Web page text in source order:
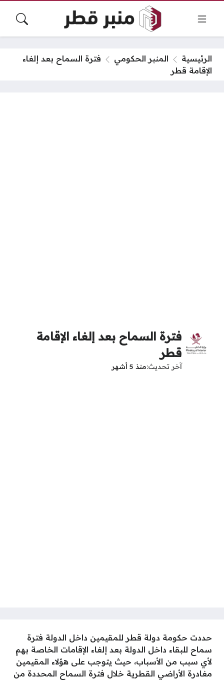
الرئيسية المنبر الحكومي
فترة السماح بعد إلغاء
الإقامة قطر
فترة السماح بعد إلغاء الإقامة
قطر
آخر تحديث منذ 5 أشهر
حددت حكومة دولة قطر للمقيمين داخل الدولة فترة
سماح للبقاء داخل الدولة بعد إلغاء الإقامات الخاصة بهم
لأي سبب من الأسباب، حيث يتوجب على هؤلاء المقيمين
مغادرة الأراضي القطرية خلال فترة السماح المحددة من